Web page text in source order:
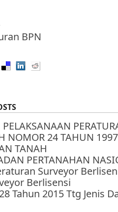
BPN
NOMOR 24 TAHUN
TANAH
PERTANAHAN
Surveyor
Berlisensi
Tahun 2015 Ttg Jenis